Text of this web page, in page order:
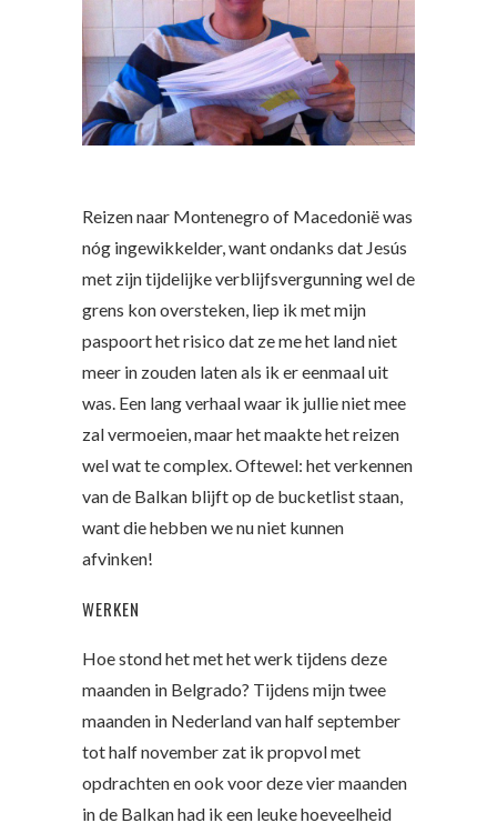
Reizen naar Montenegro of Macedonië was
nóg ingewikkelder, want ondanks dat Jesús
met zijn tijdelijke verblijfsvergunning wel de
grens kon oversteken, liep ik met mijn
paspoort het risico dat ze me het land niet
meer in zouden laten als ik er eenmaal uit
was. Een lang verhaal waar ik jullie niet mee
zal vermoeien, maar het maakte het reizen
wel wat te complex. Oftewel: het verkennen
van de Balkan blijft op de bucketlist staan,
want die hebben we nu niet kunnen
afvinken!
WERKEN
Hoe stond het met het werk tijdens deze
maanden in Belgrado? Tijdens mijn twee
maanden in Nederland van half september
tot half november zat ik propvol met
opdrachten en ook voor deze vier maanden
in de Balkan had ik een leuke hoeveelheid